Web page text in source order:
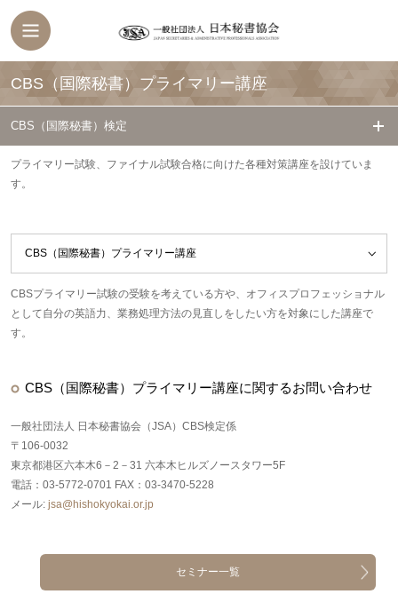
CBS（国際秘書）プライマリー講座
CBS（国際秘書）検定
プライマリー試験、ファイナル試験合格に向けた各種対策講座を設けていま
す。
CBS（国際秘書）プライマリー講座
プライマリー対策講座
CBSプライマリー試験の受験を考えている方や、オフィスプロフェッショナル
として自分の英語力、業務処理方法の見直しをしたい方を対象にした講座で
す。
CBS（国際秘書）プライマリー講座に関するお問い合わせ
一般社団法人 日本秘書協会（JSA）CBS検定係
〒106-0032
東京都港区六本木6－2－31 六本木ヒルズノースタワー5F
電話：03-5772-0701 FAX：03-3470-5228
メール: jsa@hishokyokai.or.jp
セミナー一覧